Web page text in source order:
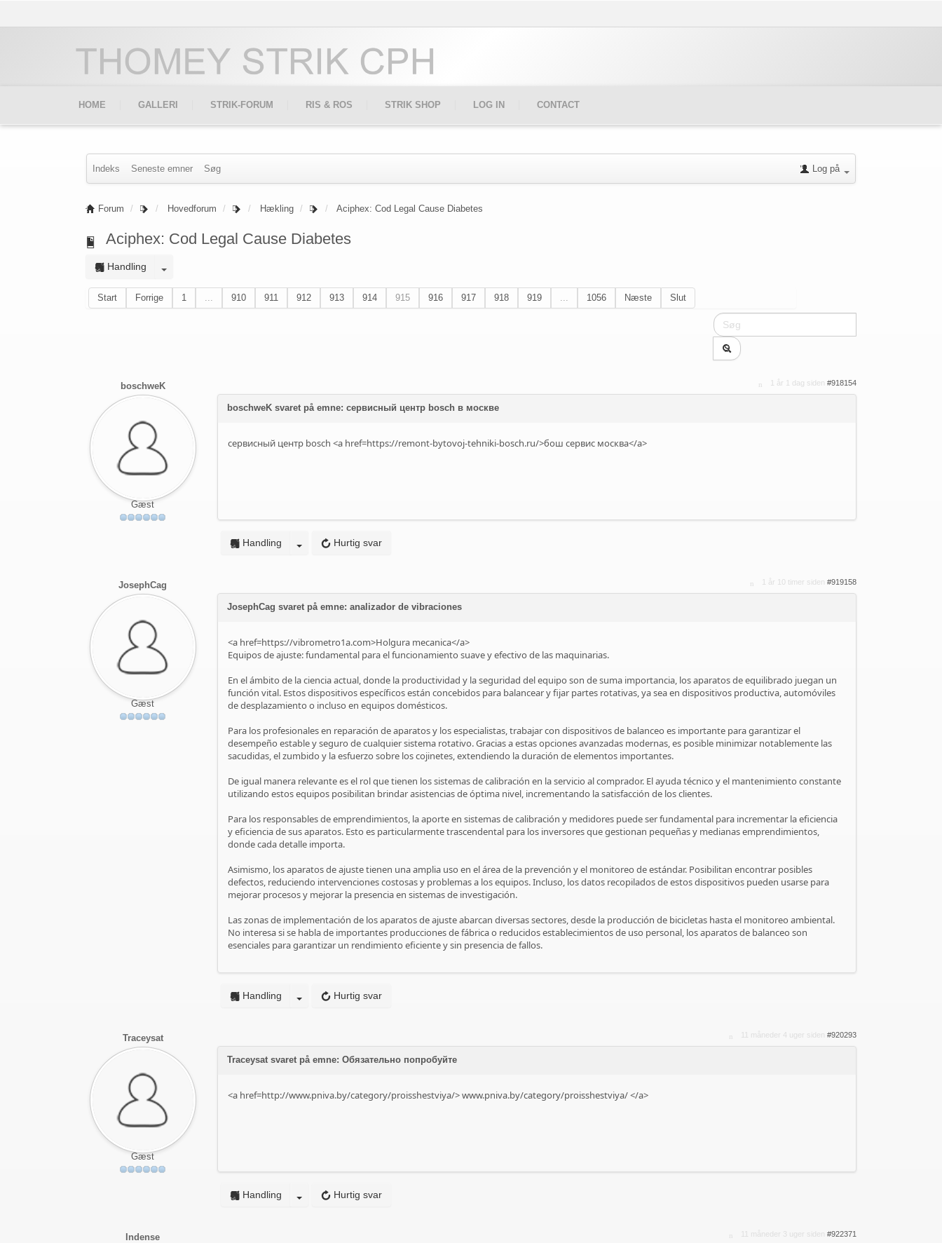
HOME GALLERI STRIK-FORUM RIS & ROS STRIK SHOP LOG IN CONTACT
Indeks Seneste emner Søg Log på
Forum Hovedforum Hækling Aciphex: Cod Legal Cause Diabetes
Aciphex: Cod Legal Cause Diabetes
Handling
Start Forrige 1 ... 910 911 912 913 914 915 916 917 918 919 ... 1056 Næste Slut
boschweK
Gæst
1 år 1 dag siden #918154
boschweK svaret på emne: сервисный центр bosch в москве
сервисный центр bosch <a href=https://remont-bytovoj-tehniki-bosch.ru/>бош сервис москва</a>
Hurtig svar
Handling
JosephCag
Gæst
1 år 10 timer siden #919158
JosephCag svaret på emne: analizador de vibraciones
<a href=https://vibrometro1a.com>Holgura mecanica</a>
Equipos de ajuste: fundamental para el funcionamiento suave y efectivo de las maquinarias.
En el ámbito de la ciencia actual, donde la productividad y la seguridad del equipo son de suma importancia, los aparatos de equilibrado juegan un
función vital. Estos dispositivos específicos están concebidos para balancear y fijar partes rotativas, ya sea en dispositivos productiva, automóviles
de desplazamiento o incluso en equipos domésticos.
Para los profesionales en reparación de aparatos y los especialistas, trabajar con dispositivos de balanceo es importante para garantizar el
desempeño estable y seguro de cualquier sistema rotativo. Gracias a estas opciones avanzadas modernas, es posible minimizar notablemente las
sacudidas, el zumbido y la esfuerzo sobre los cojinetes, extendiendo la duración de elementos importantes.
De igual manera relevante es el rol que tienen los sistemas de calibración en la servicio al comprador. El ayuda técnico y el mantenimiento constante
utilizando estos equipos posibilitan brindar asistencias de óptima nivel, incrementando la satisfacción de los clientes.
Para los responsables de emprendimientos, la aporte en sistemas de calibración y medidores puede ser fundamental para incrementar la eficiencia
y eficiencia de sus aparatos. Esto es particularmente trascendental para los inversores que gestionan pequeñas y medianas emprendimientos,
donde cada detalle importa.
Asimismo, los aparatos de ajuste tienen una amplia uso en el área de la prevención y el monitoreo de estándar. Posibilitan encontrar posibles
defectos, reduciendo intervenciones costosas y problemas a los equipos. Incluso, los datos recopilados de estos dispositivos pueden usarse para
mejorar procesos y mejorar la presencia en sistemas de investigación.
Las zonas de implementación de los aparatos de ajuste abarcan diversas sectores, desde la producción de bicicletas hasta el monitoreo ambiental.
No interesa si se habla de importantes producciones de fábrica o reducidos establecimientos de uso personal, los aparatos de balanceo son
esenciales para garantizar un rendimiento eficiente y sin presencia de fallos.
Hurtig svar
Handling
Traceysat
Gæst
11 måneder 4 uger siden #920293
Traceysat svaret på emne: Обязательно попробуйте
<a href=http://www.pniva.by/category/proisshestviya/>www.pniva.by/category/proisshestviya/</a>
Hurtig svar
Handling
Indense 11 måneder 3 uger siden #922371